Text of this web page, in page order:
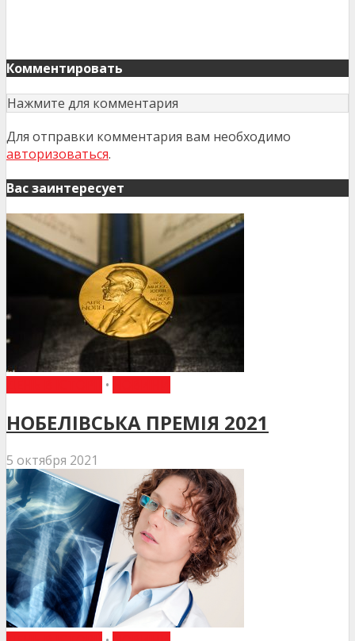
Комментировать
Нажмите для комментария
Для отправки комментария вам необходимо
авторизоваться.
Вас заинтересует
•
НОБЕЛІВСЬКА ПРЕМІЯ 2021
5 октября 2021